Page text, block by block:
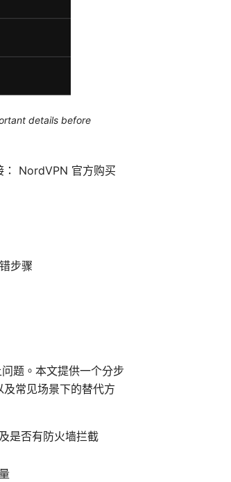
details before
： NordVPN 官方购买
步骤
题。本文提供一个分步
常见场景下的替代方
是否有防火墙拦截